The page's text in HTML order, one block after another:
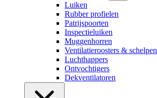
Luiken
Rubber profielen
Patrijspoorten
Inspectieluiken
Muggenhorren
Ventilatieroosters & schelpen
Luchthappers
Ontvochtigers
Dekventilatoren